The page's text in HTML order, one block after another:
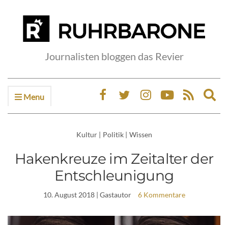
Journalisten bloggen das Revier
Menu
Kultur | Politik | Wissen
Hakenkreuze im Zeitalter der
Entschleunigung
10. August 2018| Gastautor 6 Kommentare